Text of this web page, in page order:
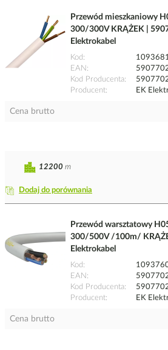
Przewód mieszkaniowy
300/300V KRĄŻEK |
Elektrokabel
Kod
EAN
Kod Producenta
Producent
EK
Cena brutto
Dodaj do porównania
12200 m
Przewód warsztatowy
300/500V /100m/
Elektrokabel
Kod
EAN
Kod Producenta
Producent
EK
Cena brutto